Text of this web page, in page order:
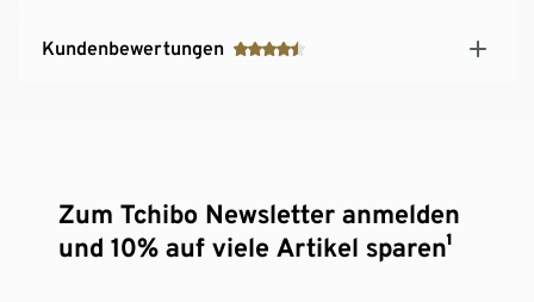
Kundenbewertungen
Zum Tchibo Newsletter anmelden
und 10% auf viele Artikel sparen¹